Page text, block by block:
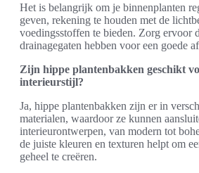
Het is belangrijk om je binnenplanten
geven, rekening te houden met de
voedingsstoffen te bieden. Zorg ervoor
drainagegaten hebben voor een goede
Zijn hippe plantenbakken geschikt
interieurstijl?
Ja, hippe plantenbakken zijn er in
materialen, waardoor ze kunnen
interieurontwerpen, van modern tot
de juiste kleuren en texturen helpt om
geheel te creëren.